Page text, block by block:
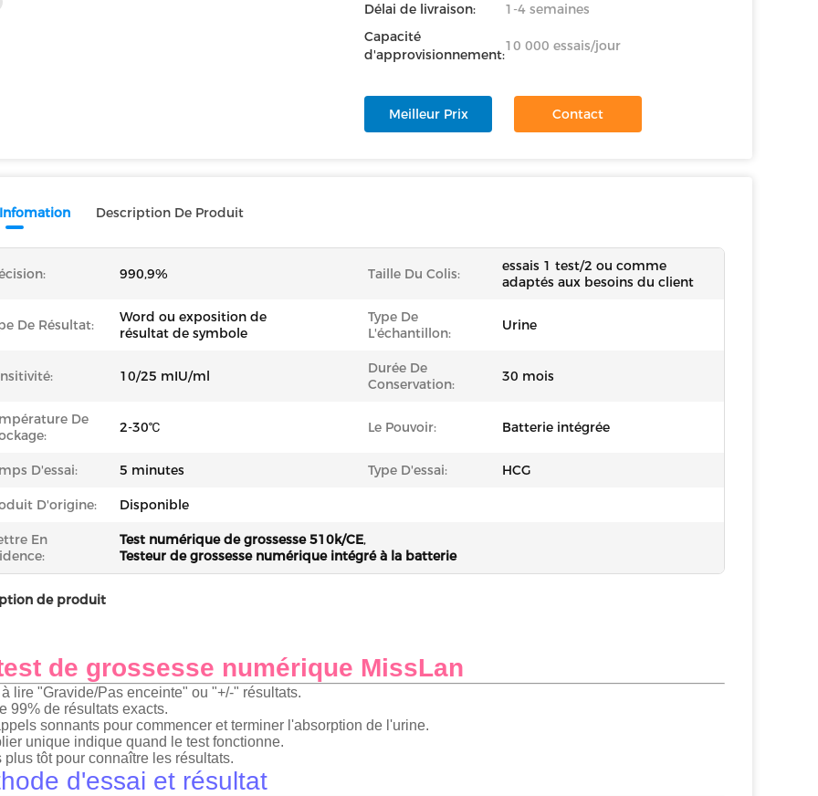
Délai de livraison:
1-4 semaines
Capacité
d'approvisionnement:
10 000 essais/jour
Meilleur Prix Contact
Description De Produit
990,9% Taille Du Colis:
essais 1 test/2 ou comme
adaptés aux besoins du client
De Résultat:
Word ou exposition de
résultat de symbole
Type De
L'échantillon:
Urine
10/25 mIU/ml
Durée De
Conservation:
30 mois
De
2-30℃ Le Pouvoir: Batterie intégrée
D'essai: 5 minutes Type D'essai: HCG
D'origine: Disponible
En
Test numérique de grossesse 510k/CE,
Testeur de grossesse numérique intégré à la batterie
de produit
de grossesse numérique MissLan
lire "Gravide/Pas enceinte" ou "+/-" résultats.
99% de résultats exacts.
sonnants pour commencer et terminer l'absorption de l'urine.
unique indique quand le test fonctionne.
plus tôt pour connaître les résultats.
d'essai et résultat